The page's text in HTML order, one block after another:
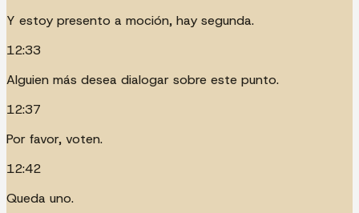
Y estoy presento a moción, hay segunda.
12:33
Alguien más desea dialogar sobre este punto.
12:37
Por favor, voten.
12:42
Queda uno.